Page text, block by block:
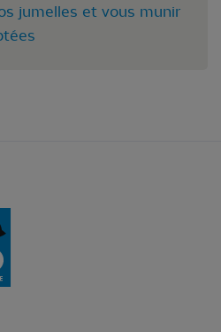
jumelles et vous munir